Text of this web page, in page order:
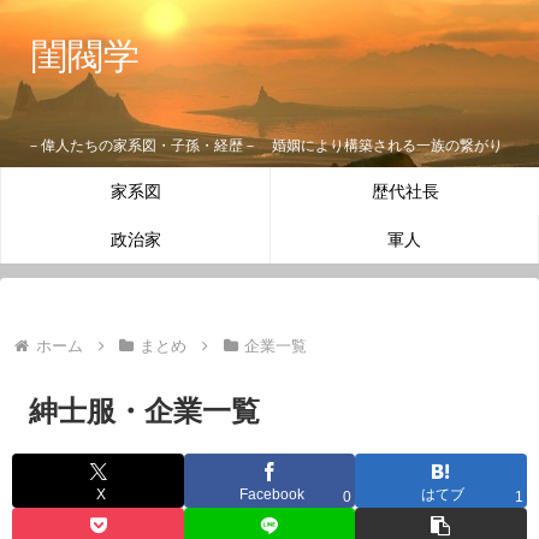
閨閥学
－偉人たちの家系図・子孫・経歴－ 婚姻により構築される一族の繋がり
家系図 歴代社長
政治家 軍人
ホーム まとめ 企業一覧
紳士服・企業一覧
X Facebook 0 はてブ 1